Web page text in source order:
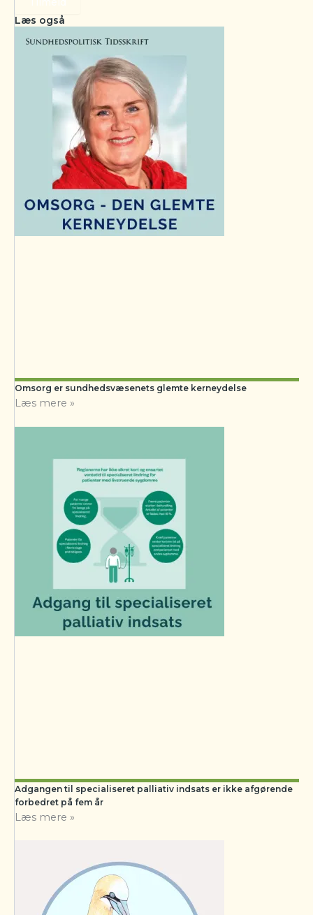
Læs også
Omsorg er sundhedsvæsenets glemte kerneydelse
Læs mere »
Adgangen til specialiseret palliativ indsats er ikke afgørende
forbedret på fem år
Læs mere »